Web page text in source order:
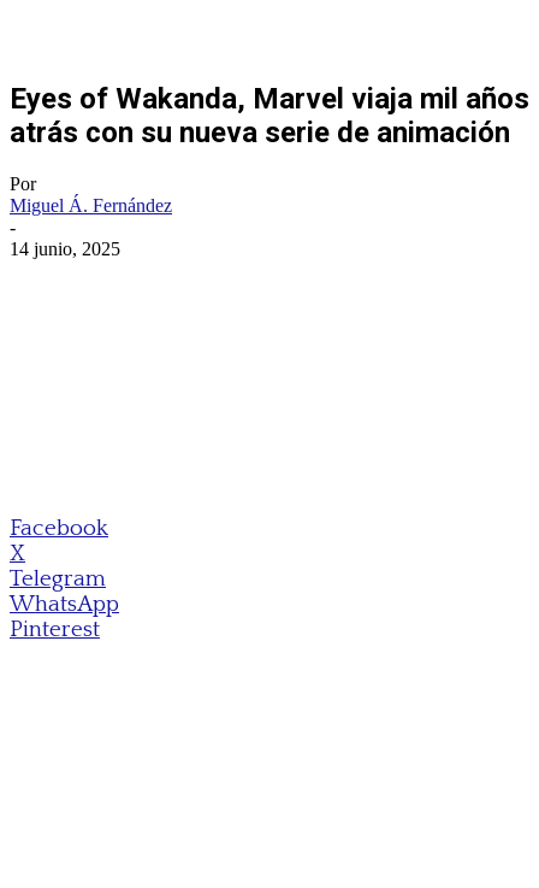
Eyes of Wakanda, Marvel viaja mil años
atrás con su nueva serie de animación
Por
Miguel Á. Fernández
-
14 junio, 2025
Facebook
X
Telegram
WhatsApp
Pinterest